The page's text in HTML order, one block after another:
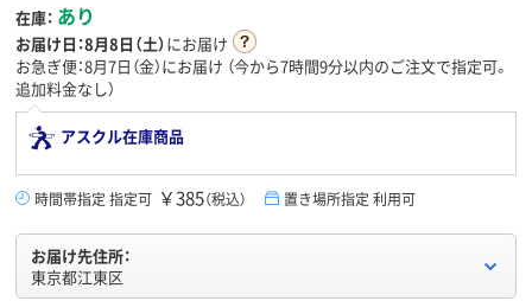
在庫： あり
お届け日：8月8日（土）にお届け
お急ぎ便：8月7日（金）にお届け （今から7時間9分以内のご注文で指定可。
追加料金なし）
アスクル在庫商品
時間帯指定 指定可 ￥385（税込） 置き場所指定 利用可
お届け先住所：
東京都江東区